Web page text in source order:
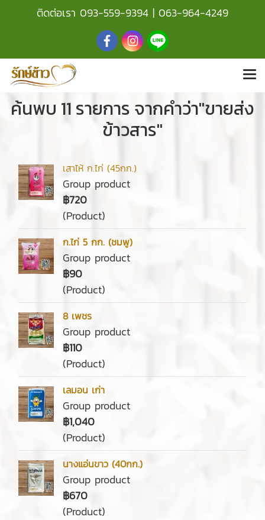
ติดต่อเรา 093-559-9394 | 063-964-4249
ค้นพบ 11 รายการ จากคำว่า"ขายส่ง
ข้าวสาร"
เสาไห้ ก.ไก่ (45กก.)
Group product
฿720
(Product)
ก.ไก่ 5 กก. (ชมพู)
Group product
฿90
(Product)
8 เพชร
Group product
฿110
(Product)
เลมอน เก่า
Group product
฿1,040
(Product)
นางแอ่นขาว (40กก.)
Group product
฿670
(Product)